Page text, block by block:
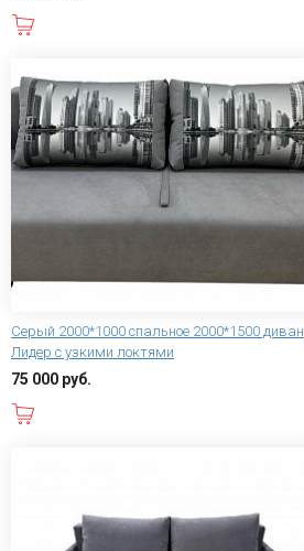
Серый 2000*1000 спальное 2000*1500 диван
Лидер с узкими локтями
75 000 руб.